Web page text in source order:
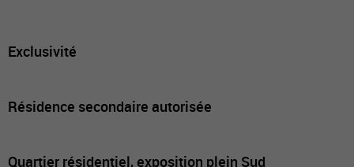
Exclusivité
Résidence secondaire autorisée
Quartier résidentiel, exposition plein Sud